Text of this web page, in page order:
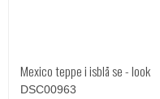
Mexico teppe i isblå se - look
DSC00963